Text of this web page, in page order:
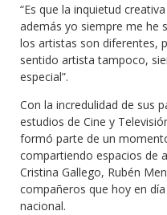
“Es que la inquietud
además yo siempre me he
los artistas son diferentes,
sentido artista tampoco,
especial”.
Con la incredulidad de sus
estudios de Cine y
formó parte de un
compartiendo espacios de
Cristina Gallego, Rubén
compañeros que hoy en
nacional.